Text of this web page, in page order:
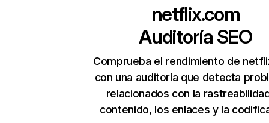
netflix.com
Auditoría SEO
Comprueba el rendimiento de
con una auditoría que detecta
relacionados con la
contenido, los enlaces y la